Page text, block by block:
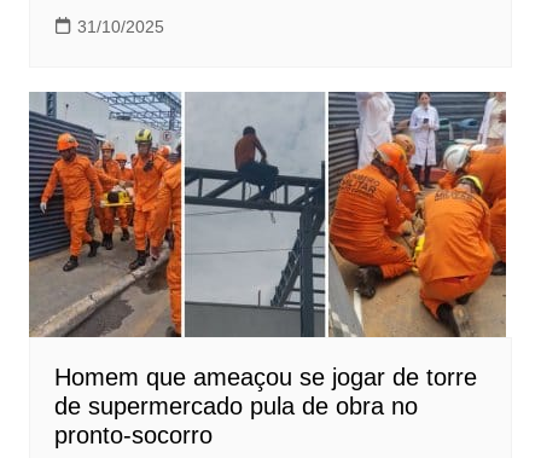
31/10/2025
Homem que ameaçou se jogar de torre
de supermercado pula de obra no
pronto-socorro